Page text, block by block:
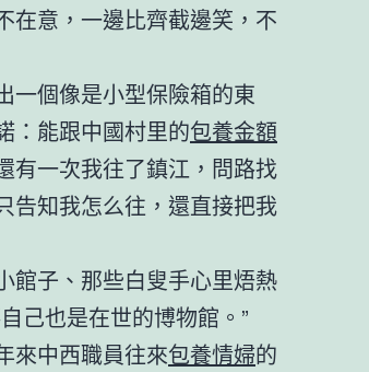
在意，一邊比齊截邊笑，不
一個像是小型保險箱的東
：能跟中國村里的包養金額
有一次我往了鎮江，問路找
告知我怎么往，還直接把我
館子、那些白叟手心里焐熱
己也是在世的博物館。”
來中西職員往來包養情婦的